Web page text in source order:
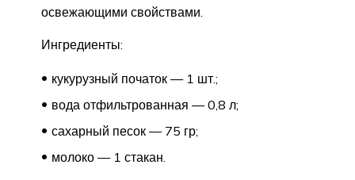
освежающими свойствами.
Ингредиенты:
кукурузный початок — 1 шт.;
вода отфильтрованная — 0,8 л;
сахарный песок — 75 гр;
молоко — 1 стакан.